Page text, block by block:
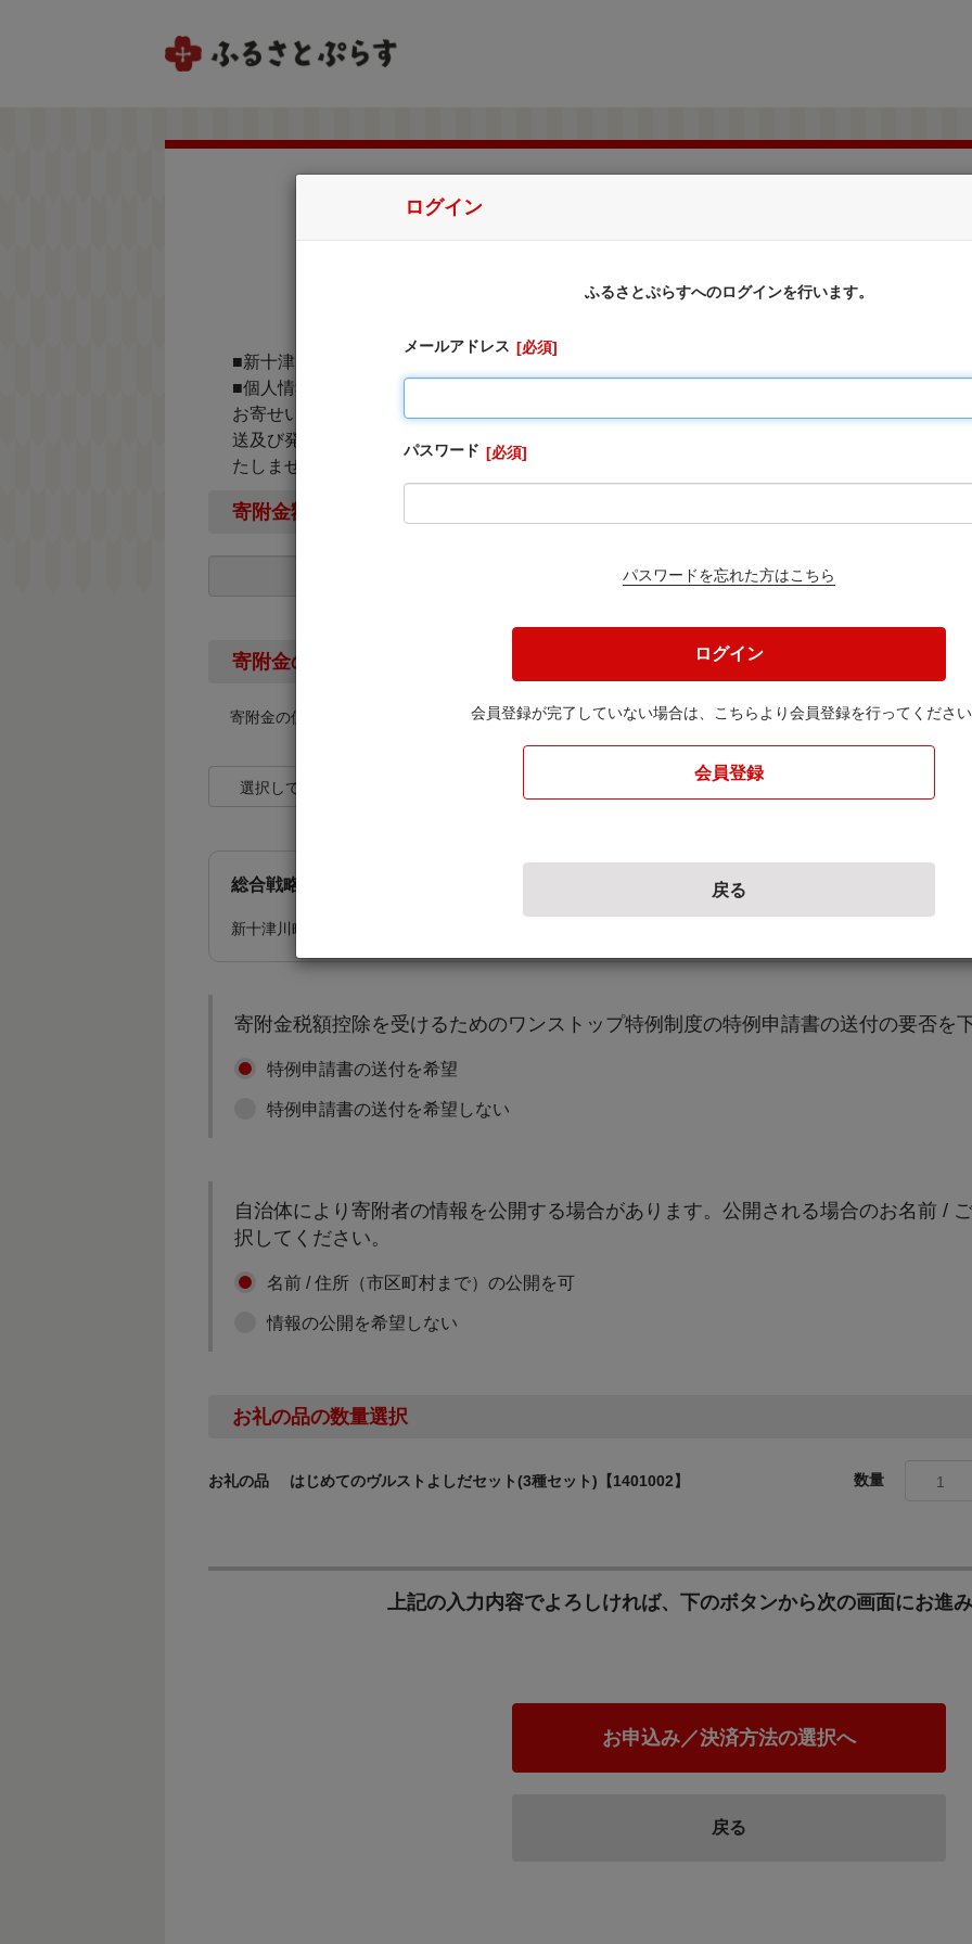
ふるさと納税のお申込み
■新十津川町外にお住まいの方でご寄附いただいた皆様に特産品をお送りします。
■個人情報の取り扱いに関して
お寄せいただいた個人情報は、当町と当町が委託する事業者が寄附金の受付及び入金に係る確
送及び発送情報等の提供、並びにメールマガジン等による情報提供を行う際に利用するもので
たしません。
寄附金額
円
寄附金の使い道
寄附金の使い道を下記より選択してください。
選択してください
総合戦略に基づく事業
新十津川町第２期まち・ひと・しごと創生総合戦略に基づく事業に使用いたします。
寄附金税額控除を受けるためのワンストップ特例制度の特例申請書の送付の要否を
特例申請書の送付を希望
特例申請書の送付を希望しない
自治体により寄附者の情報を公開する場合があります。公開される場合のお名前 /
択してください。
名前 / 住所（市区町村まで）の公開を可
情報の公開を希望しない
お礼の品の数量選択
お礼の品 はじめてのヴルストよしだセット(3種セット)【1401002】 数量 1
上記の入力内容でよろしければ、下のボタンから次の画面にお進
お申込み／決済方法の選択へ
戻る
ログイン
ふるさとぷらすへのログインを行います。
メールアドレス 必須
パスワード 必須
パスワードを忘れた方はこちら
ログイン
会員登録が完了していない場合は、 こちらより会員登録を行ってくださ
会員登録
戻る